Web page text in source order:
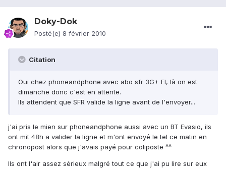
Doky-Dok
Posté(e) 8 février 2010
Citation
Oui chez phoneandphone avec abo sfr 3G+ FI, là on est
dimanche donc c'est en attente.
Ils attendent que SFR valide la ligne avant de l'envoyer...
j'ai pris le mien sur phoneandphone aussi avec un BT Evasio, ils
ont mit 48h a valider la ligne et m'ont envoyé le tel ce matin en
chronopost alors que j'avais payé pour coliposte ^^
Ils ont l'air assez sérieux malgré tout ce que j'ai pu lire sur eux